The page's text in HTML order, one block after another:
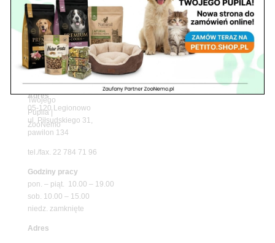
Z Życia Sklepu
Petito Pet Shop – Internetowy Sklep Zoologiczny
Online! Wszystko Dla Twojego Pupila | ZooNemo
Adres
05-120 Legionowo
ul. Piłsudskiego 31,
pawilon 134
tel./fax. 22 784 71 96
Godziny pracy
pon. – piąt. 10.00 – 19.00
sob. 10.00 – 15.00
niedz. zamknięte
Adres